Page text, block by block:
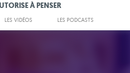
À PENSER
LES VIDÉOS LES PODCASTS